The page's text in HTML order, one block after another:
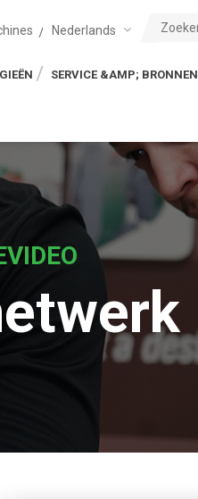
Nederlands
SERVICE &AMP; BRONNEN